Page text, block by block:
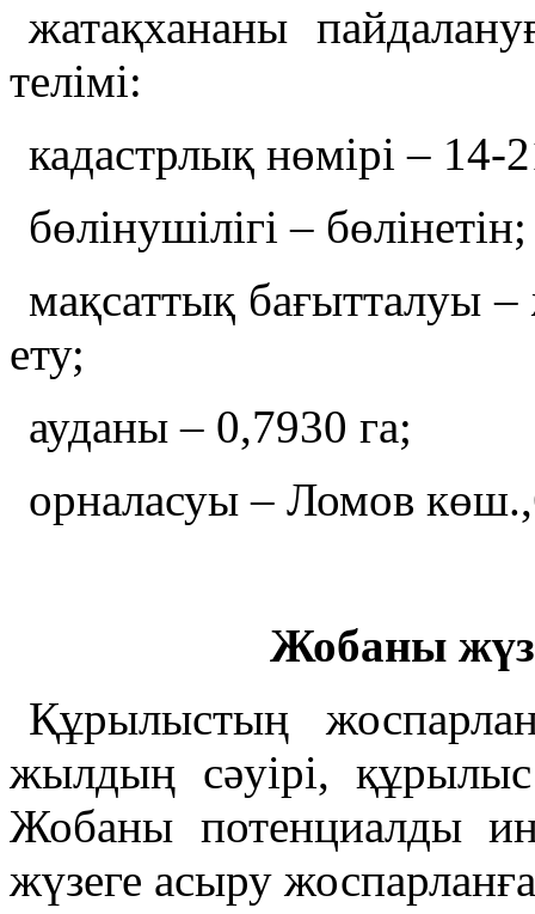
жатақхананы
телімі:
кадастрлық нөмірі – 14-
бөлінушілігі – бөлінетін;
мақсаттық бағытталуы
ету;
ауданы – 0,7930 га;
орналасуы – Ломов
Жобаны
Құрылыстың
жылдың сәуірі,
Жобаны потенциалды
жүзеге асыру